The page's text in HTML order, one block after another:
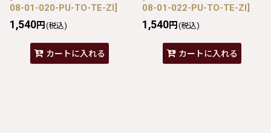
08-01-020-PU-TO-TE-ZI]
1,540円 (税込)
カートに入れる
08-01-022-PU-TO-TE-ZI]
1,540円 (税込)
カートに入れる